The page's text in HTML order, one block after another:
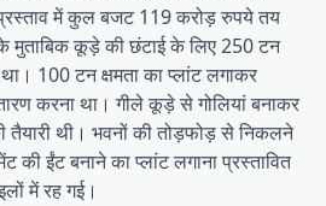
में कुल बजट 119 करोड़ रुपये तय
के मुताबिक कूड़े की छंटाई के लिए 250 टन
था। 100 टन क्षमता का प्लांट लगाकर
करना था। गीले कूड़े से गोलियां बनाकर
तैयारी थी। भवनों की तोड़फोड़ से निकलने
ईंट बनाने का प्लांट लगाना प्रस्तावित
में रह गई।